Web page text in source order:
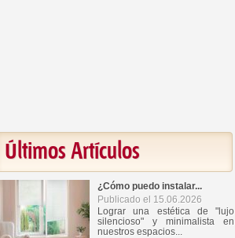
Últimos Artículos
¿Cómo puedo instalar...
Publicado el 15.06.2026
Lograr una estética de "lujo
silencioso" y minimalista en
nuestros espacios...